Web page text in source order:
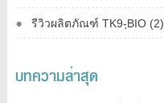
รีวิวผลิตภัณฑ์ TK9-ฺBIO (2)
บทความล่าสุด